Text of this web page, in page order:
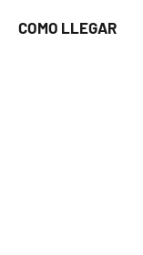
COMO LLEGAR